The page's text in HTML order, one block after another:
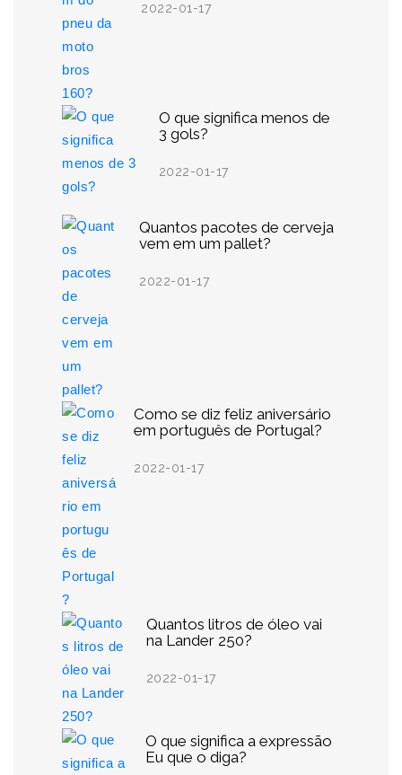
2022-01-17
O que significa menos de
3 gols?
2022-01-17
Quantos pacotes de cerveja
vem em um pallet?
2022-01-17
Como se diz feliz aniversário
em português de Portugal?
2022-01-17
Quantos litros de óleo vai
na Lander 250?
2022-01-17
O que significa a expressão
Eu que o diga?